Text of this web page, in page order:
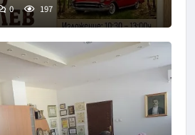
0 197